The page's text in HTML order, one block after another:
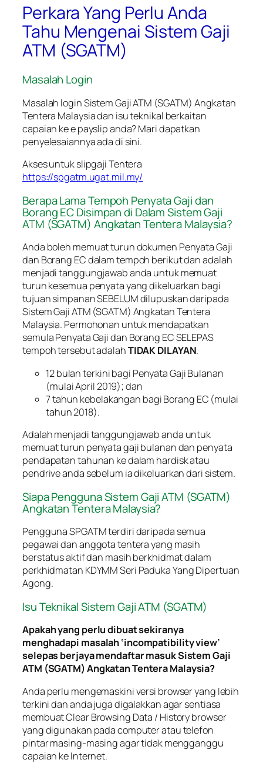
Perkara Yang Perlu Anda
Tahu Mengenai Sistem Gaji
ATM (SGATM)
Masalah Login
Masalah login Sistem Gaji ATM (SGATM) Angkatan
Tentera Malaysia dan isu teknikal berkaitan
capaian ke e payslip anda? Mari dapatkan
penyelesaiannya ada di sini.
Akses untuk slipgaji Tentera
https://spgatm.ugat.mil.my/
Berapa Lama Tempoh Penyata Gaji dan
Borang EC Disimpan di Dalam Sistem Gaji
ATM (SGATM) Angkatan Tentera Malaysia?
Anda boleh memuat turun dokumen Penyata Gaji
dan Borang EC dalam tempoh berikut dan adalah
menjadi tanggungjawab anda untuk memuat
turun kesemua penyata yang dikeluarkan bagi
tujuan simpanan SEBELUM dilupuskan daripada
Sistem Gaji ATM (SGATM) Angkatan Tentera
Malaysia. Permohonan untuk mendapatkan
semula Penyata Gaji dan Borang EC SELEPAS
tempoh tersebut adalahTIDAK DILAYAN.
12 bulan terkini bagi Penyata Gaji Bulanan
(mulai April 2019); dan
7 tahun kebelakangan bagi Borang EC (mulai
tahun 2018).
Adalah menjadi tanggungjawab anda untuk
memuat turun penyata gaji bulanan dan penyata
pendapatan tahunan ke dalam hardisk atau
pendrive anda sebelum ia dikeluarkan dari sistem.
Siapa Pengguna Sistem Gaji ATM (SGATM)
Angkatan Tentera Malaysia?
Pengguna SPGATM terdiri daripada semua
pegawai dan anggota tentera yang masih
berstatus aktif dan masih berkhidmat dalam
perkhidmatan KDYMM Seri Paduka Yang Dipertuan
Agong.
Isu Teknikal Sistem Gaji ATM (SGATM)
Apakah yang perlu dibuat sekiranya
menghadapi masalah ‘incompatibility view’
selepas berjaya mendaftar masuk Sistem Gaji
ATM (SGATM) Angkatan Tentera Malaysia?
Anda perlu mengemaskini versi browser yang lebih
terkini dan anda juga digalakkan agar sentiasa
membuat Clear Browsing Data / History browser
yang digunakan pada computer atau telefon
pintar masing-masing agar tidak mengganggu
capaian ke Internet.